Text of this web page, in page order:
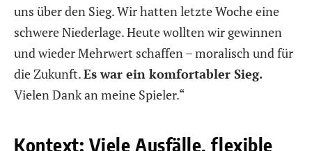
uns über den Sieg. Wir hatten letzte Woche eine
schwere Niederlage. Heute wollten wir gewinnen
und wieder Mehrwert schaffen – moralisch und für
die Zukunft.Es war ein komfortabler Sieg.
Vielen Dank an meine Spieler.“
Kontext: Viele Ausfälle, flexible